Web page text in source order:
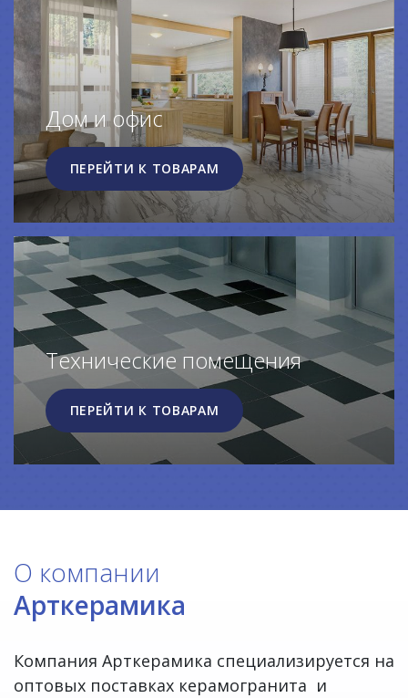
Дом и офис
ПЕРЕЙТИ К ТОВАРАМ
Технические помещения
ПЕРЕЙТИ К ТОВАРАМ
О компании
Арткерамика
Компания Арткерамика специализируется на
оптовых поставках керамогранита и